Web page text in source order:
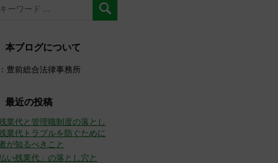
本ブログについて
豊前総合法律事務所
最近の投稿
業代と管理職制度の落とし
業代トラブルを防ぐために
が知るべきこと
払い残業代」の落とし穴と